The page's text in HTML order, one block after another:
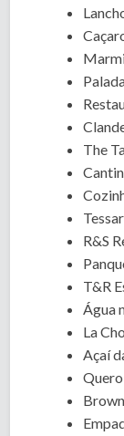
The
R&S
T&R
Água
La
Açaí